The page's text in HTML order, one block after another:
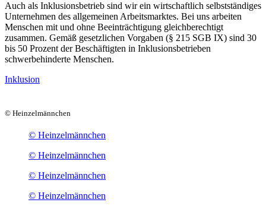
Auch als Inklusionsbetrieb sind wir ein wirtschaftlich selbstständiges
Unternehmen des allgemeinen Arbeitsmarktes. Bei uns arbeiten
Menschen mit und ohne Beeinträchtigung gleichberechtigt
zusammen. Gemäß gesetzlichen Vorgaben (§ 215 SGB IX) sind 30
bis 50 Prozent der Beschäftigten in Inklusionsbetrieben
schwerbehinderte Menschen.
Inklusion
© Heinzelmännchen
© Heinzelmännchen
© Heinzelmännchen
© Heinzelmännchen
© Heinzelmännchen